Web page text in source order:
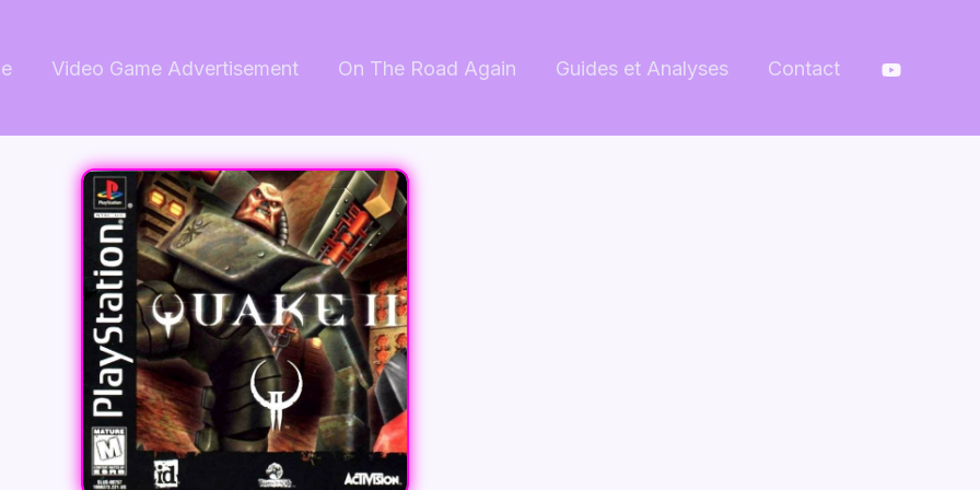
Video Game Advertisement On The Road Again Guides et Analyses Contact